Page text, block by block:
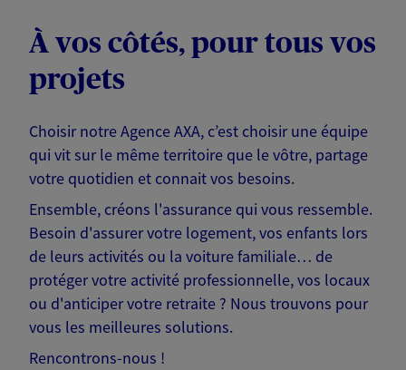
À vos côtés, pour tous vos
projets
Choisir notre Agence AXA, c’est choisir une équipe
qui vit sur le même territoire que le vôtre, partage
votre quotidien et connait vos besoins.
Ensemble, créons l'assurance qui vous ressemble.
Besoin d'assurer votre logement, vos enfants lors
de leurs activités ou la voiture familiale… de
protéger votre activité professionnelle, vos locaux
ou d'anticiper votre retraite ? Nous trouvons pour
vous les meilleures solutions.
Rencontrons-nous !